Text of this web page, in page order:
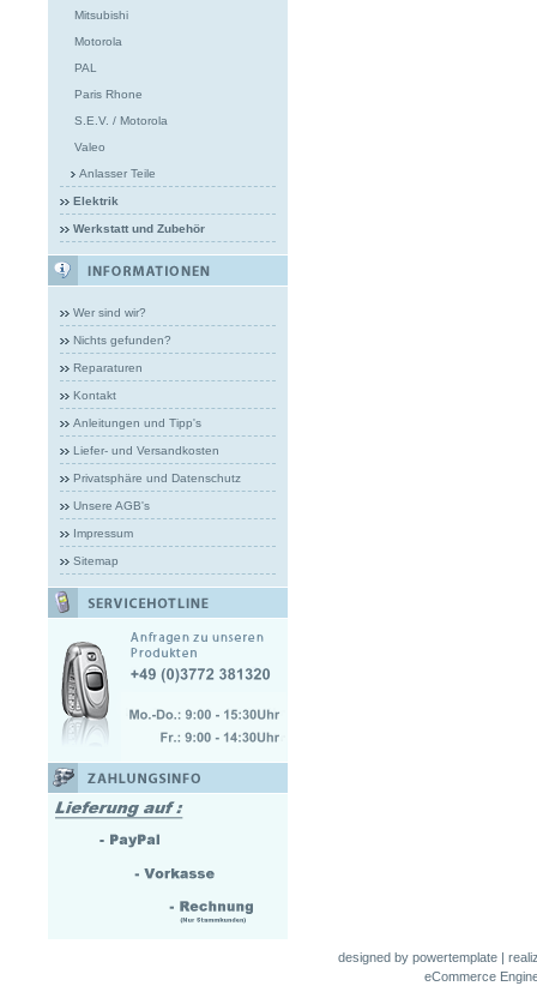
Mitsubishi
Motorola
PAL
Paris Rhone
S.E.V. / Motorola
Valeo
Anlasser Teile
Elektrik
Werkstatt und Zubehör
Wer sind wir?
Nichts gefunden?
Reparaturen
Kontakt
Anleitungen und Tipp's
Liefer- und Versandkosten
Privatsphäre und Datenschutz
Unsere AGB's
Impressum
Sitemap
designed by powertemplate|
eCommerce